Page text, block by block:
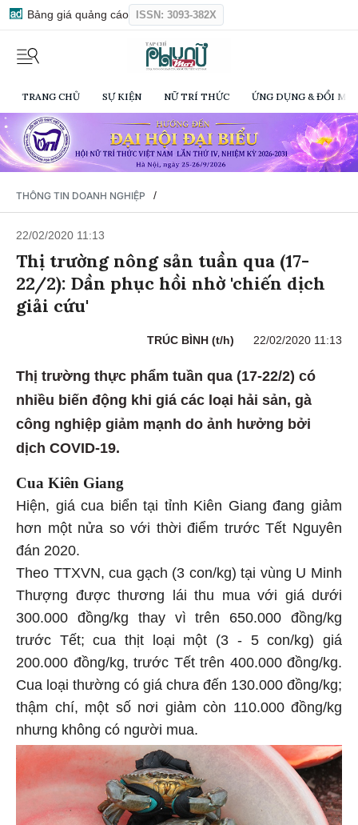
Bảng giá quảng cáo ISSN: 3093-382X
TRANG CHỦ SỰ KIỆN NỮ TRÍ THỨC ỨNG DỤNG & ĐỔI
THÔNG TIN DOANH NGHIỆP /
22/02/2020 11:13
Thị trường nông sản tuần qua (17-
22/2): Dần phục hồi nhờ 'chiến dịch
giải cứu'
TRÚC BÌNH (t/h) 22/02/2020 11:13
Thị trường thực phẩm tuần qua (17-22/2) có
nhiều biến động khi giá các loại hải sản, gà
công nghiệp giảm mạnh do ảnh hưởng bởi
dịch COVID-19.
Cua Kiên Giang
Hiện, giá cua biển tại tỉnh Kiên Giang đang giảm
hơn một nửa so với thời điểm trước Tết Nguyên
đán 2020.
Theo TTXVN, cua gạch (3 con/kg) tại vùng U Minh
Thượng được thương lái thu mua với giá dưới
300.000 đồng/kg thay vì trên 650.000 đồng/kg
trước Tết; cua thịt loại một (3 - 5 con/kg) giá
200.000 đồng/kg, trước Tết trên 400.000 đồng/kg.
Cua loại thường có giá chưa đến 130.000 đồng/kg;
thậm chí, một số nơi giảm còn 110.000 đồng/kg
nhưng không có người mua.